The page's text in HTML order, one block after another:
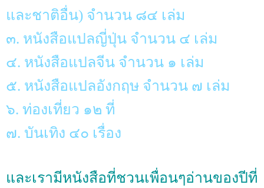
และชาติอื่น) จำนวน ๘๔ เล่ม
๓. หนังสือแปลญี่ปุ่น จำนวน ๔ เล่ม
๔. หนังสือแปลจีน จำนวน ๑ เล่ม
๕. หนังสือแปลอังกฤษ จำนวน ๗ เล่ม
๖. ท่องเที่ยว ๑๒ ที่
๗. บันเทิง ๔๐ เรื่อง
และเรามีหนังสือที่ชวนเพื่อนๆอ่านของปีที่